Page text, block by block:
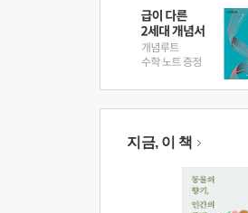
지금, 이 책